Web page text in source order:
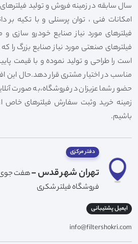
سال سابقه در زمینه فروش و تولید
امکانات فنی ، توان پرسنلی و با تکیه بر
فیلترهای مورد نیاز صنایع خودرو
فیلترهای صنعتی مورد نیاز صنایع بزرگ را
است را طراحی و تولید نموده و با قیمت
مناسب در اختیار مشتری قرار دهد.حال این
حضور شما عزیزان در فروشگاه،به صورت
زمینه خرید وثبت سفارش فیلترهای خاص
باشیم.
دفتر مرکزی
تهران شهر قدس -هفت جوی
فروشگاه فیلتر شکری
ایمیل پشتیبانی
info@filtershokri.com